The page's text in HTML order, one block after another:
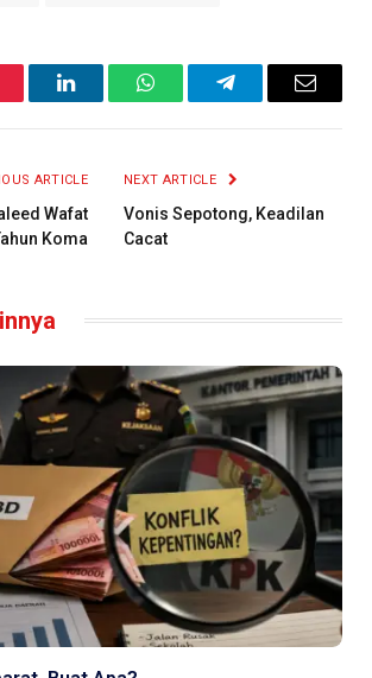
LinkedInWhatsAppTelegramEmail
ARTICLE
Wafat
Koma
NEXT ARTICLE
Vonis Sepotong, Keadilan
Cacat